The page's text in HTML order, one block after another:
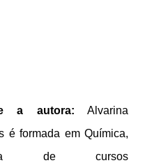
a autora: Alvarina
é formada em Química,
de cursos